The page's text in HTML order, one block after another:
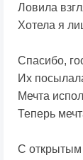
Ловила
Хотела я
Спасибо,
Их
Мечта
Теперь
С открытым